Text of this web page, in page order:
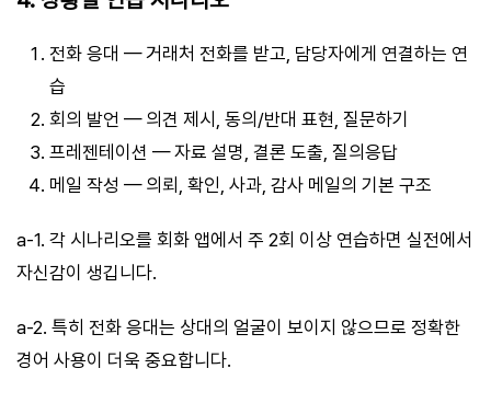
전화 응대 — 거래처 전화를 받고, 담당자에게 연결하는 연
습
회의 발언 — 의견 제시, 동의/반대 표현, 질문하기
프레젠테이션 — 자료 설명, 결론 도출, 질의응답
메일 작성 — 의뢰, 확인, 사과, 감사 메일의 기본 구조
a-1. 각 시나리오를 회화 앱에서 주 2회 이상 연습하면 실전에서
자신감이 생깁니다.
a-2. 특히 전화 응대는 상대의 얼굴이 보이지 않으므로 정확한
경어 사용이 더욱 중요합니다.